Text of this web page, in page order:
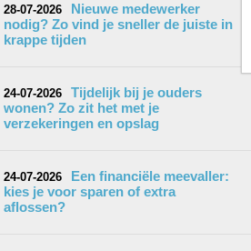
28-07-2026
Nieuwe medewerker
nodig? Zo vind je sneller de juiste in
krappe tijden
24-07-2026
Tijdelijk bij je ouders
wonen? Zo zit het met je
verzekeringen en opslag
24-07-2026
Een financiële meevaller:
kies je voor sparen of extra
aflossen?